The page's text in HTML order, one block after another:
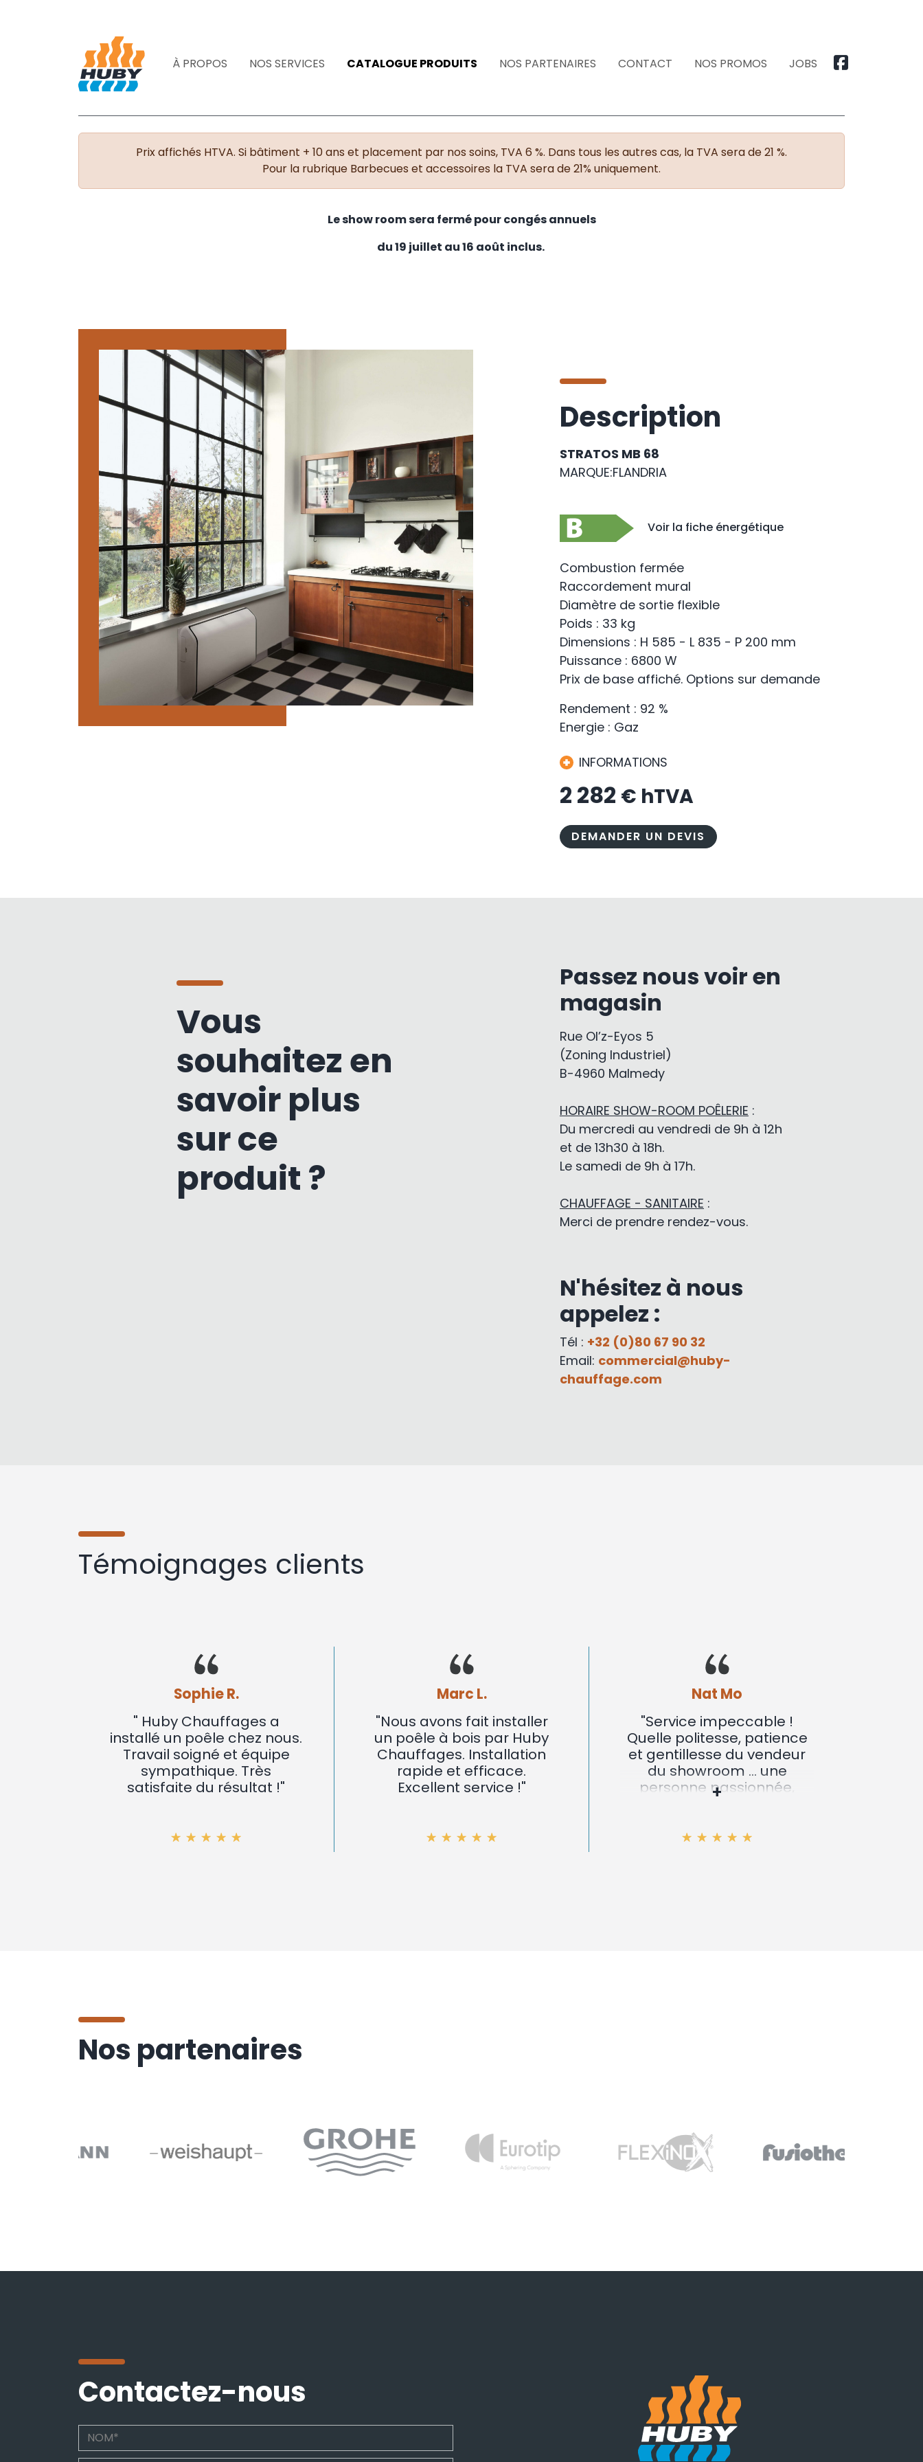
À PROPOS NOS SERVICES CATALOGUE PRODUITS NOS PARTENAIRES CONTACT NOS PROMOS JOBS
Prix affichés HTVA. Si bâtiment + 10 ans et placement par nos soins, TVA 6 %. Dans tous les autres cas, la TVA sera de 21 %.
Pour la rubrique Barbecues et accessoires la TVA sera de 21% uniquement.
Le show room sera fermé pour congés annuels
du 19 juillet au 16 août inclus.
Description
STRATOS MB 68
MARQUE:FLANDRIA
Voir la fiche énergétique
Combustion fermée
Raccordement mural
Diamètre de sortie flexible
Poids : 33 kg
Dimensions : H 585 - L 835 - P 200 mm
Puissance : 6800 W
Prix de base affiché. Options sur demande
Rendement : 92 %
Energie : Gaz
INFORMATIONS
2 282 € hTVA
DEMANDER UN DEVIS
Vous
souhaitez en
savoir plus
sur ce
produit ?
Passez nous voir en
magasin
Rue Ol’z-Eyos 5
(Zoning Industriel)
B-4960 Malmedy
HORAIRE SHOW-ROOM POÊLERIE :
Du mercredi au vendredi de 9h à 12h
et de 13h30 à 18h.
Le samedi de 9h à 17h.
CHAUFFAGE - SANITAIRE :
Merci de prendre rendez-vous.
N'hésitez à nous
appelez :
Tél : +32 (0)80 67 90 32
Email: commercial@huby-
chauffage.com
Témoignages clients
Sophie R.
" Huby Chauffages a
installé un poêle chez nous.
Travail soigné et équipe
sympathique. Très
satisfaite du résultat !"
Marc L.
"Nous avons fait installer
un poêle à bois par Huby
Chauffages. Installation
rapide et efficace.
Excellent service !"
Nat Mo
"Service impeccable !
Quelle politesse, patience
et gentillesse du vendeur
du showroom ... une
personne passionnée,
tous les niveaux, du
+
Nos partenaires
Contactez-nous